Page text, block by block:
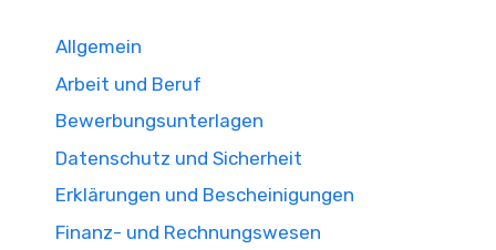
Allgemein
Arbeit und Beruf
Bewerbungsunterlagen
Datenschutz und Sicherheit
Erklärungen und Bescheinigungen
Finanz- und Rechnungswesen